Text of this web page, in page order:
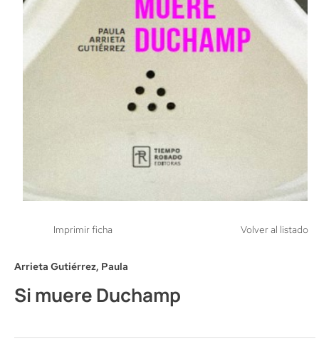
Imprimir ficha Volver al listado
Arrieta Gutiérrez, Paula
Si muere Duchamp